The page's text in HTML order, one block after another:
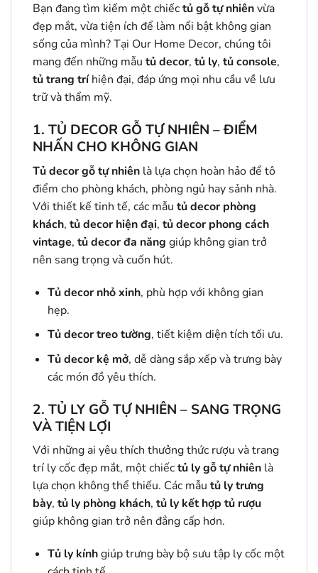
Bạn đang tìm kiếm một chiếctủ gỗ tự nhiênvừa
đẹp mắt, vừa tiện ích để làm nổi bật không gian
sống của mình? Tại Our Home Decor, chúng tôi
mang đến những mẫu tủ decor, tủ ly, tủ console,
tủ trang tríhiện đại, đáp ứng mọi nhu cầu về lưu
trữ và thẩm mỹ.
1. TỦ DECOR GỖ TỰ NHIÊN – ĐIỂM
NHẤN CHO KHÔNG GIAN
Tủ decor gỗ tự nhiên là lựa chọn hoàn hảo để tô
điểm cho phòng khách, phòng ngủ hay sảnh nhà.
Với thiết kế tinh tế, các mẫu tủ decor phòng
khách, tủ decor hiện đại, tủ decor phong cách
vintage, tủ decor đa năng giúp không gian trở
nên sang trọng và cuốn hút.
Tủ decor nhỏ xinh, phù hợp với không gian
hẹp.
Tủ decor treo tường, tiết kiệm diện tích tối ưu.
Tủ decor kệ mở, dễ dàng sắp xếp và trưng bày
các món đồ yêu thích.
2. TỦ LY GỖ TỰ NHIÊN – SANG TRỌNG
VÀ TIỆN LỢI
Với những ai yêu thích thưởng thức rượu và trang
trí ly cốc đẹp mắt, một chiếctủ ly gỗ tự nhiên là
lựa chọn không thể thiếu. Các mẫu tủ ly trưng
bày, tủ ly phòng khách, tủ ly kết hợp tủ rượu
giúp không gian trở nên đẳng cấp hơn.
Tủ ly kínhgiúp trưng bày bộ sưu tập ly cốc một